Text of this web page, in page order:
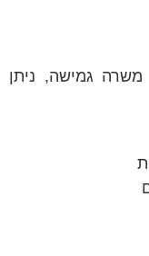
בימים א`-ה` 08:00-17:00, משרה גמישה, ניתן